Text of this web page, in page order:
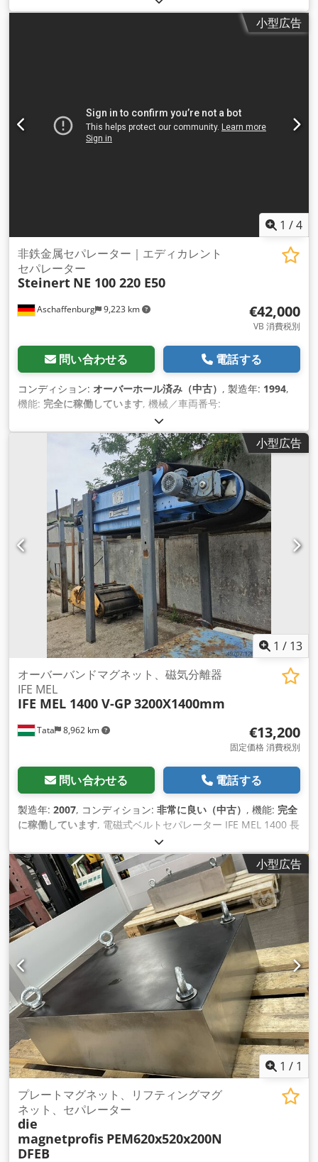
号:B0403,
小型広告
1 /4
Aschaffenburg 9,223 km
非鉄金属セパレーター｜エディカレント
セパレーター
Steinert NE 100 220 E50
€42,000
VB 消費税別
問い合わせる 電話する
コンディション: オーバーホール済み（中古） , 製造年: 1994,
機能: 完全に稼働しています, 機械／車両番号:
, 保護等級（IPコード）:
kg（キログラム）, 入力電圧:400 V, ベルト幅:950 mm,
小型広告
1 / 13
Tata 8,962 km
オーバーバンドマグネット、磁気分離器
IFE MEL
IFE MEL 1400 V-GP3200X1400mm
€13,200
固定価格 消費税別
問い合わせる 電話する
製造年: 2007, コンディション: 非常に良い（中古） , 機能: 完全
に稼働しています, 電磁式ベルトセパレーター IFE MEL 1400 長
さ: 3200 mm 幅: 1200 mm 製造年: 2007 マグネットハウジン
グ保護等級IP65 ソレノイド出力 7.55 kW； 材料流速 1.8 m/s；
Crsdepcf Etopfx Agnof 駆動力 4 kW 制御電圧 230 V 動作電圧
3x400 V； 周波数 50 Hz； シリンダー直径: 500 mm 総重量：
6480 kg ベルトとテンションの調整
小型広告
1 / 1
プレートマグネット、リフティングマグ
ネット、セパレーター
die
magnetprofis PEM620x520x200N
DFEB